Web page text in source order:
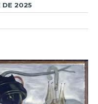
DE 2025